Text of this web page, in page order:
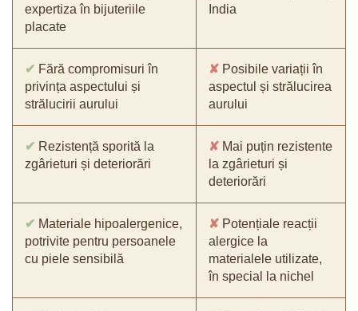
expertiza în bijuteriile
placate
India
✔ Fără compromisuri în
privința aspectului și
strălucirii aurului
✘ Posibile variații în
aspectul și strălucirea
aurului
✔ Rezistență sporită la
zgârieturi și deteriorări
✘ Mai puțin rezistente
la zgârieturi și
deteriorări
✔ Materiale hipoalergenice,
potrivite pentru persoanele
cu piele sensibilă
✘ Potențiale reacții
alergice la
materialele utilizate,
în special la nichel